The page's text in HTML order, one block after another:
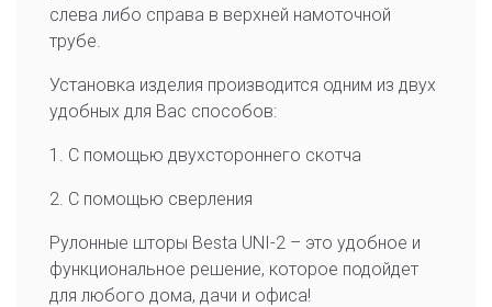
слева либо справа в верхней намоточной
трубе.
Установка изделия производится одним из двух
удобных для Вас способов:
1. С помощью двухстороннего скотча
2. С помощью сверления
Рулонные шторы Besta UNI-2 – это удобное и
функциональное решение, которое подойдет
для любого дома, дачи и офиса!